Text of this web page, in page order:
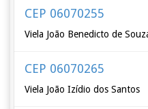
CEP 06070255
Viela João Benedicto de
CEP 06070265
Viela João Izídio dos Santos